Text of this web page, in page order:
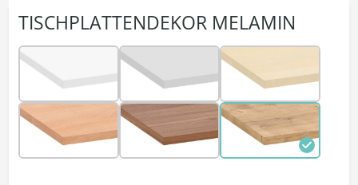
TISCHPLATTENDEKOR MELAMIN